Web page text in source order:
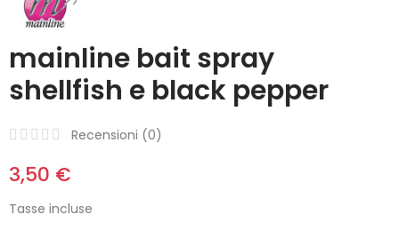
mainline bait spray
shellfish e black pepper
Recensioni (0)
3,50 €
Tasse incluse